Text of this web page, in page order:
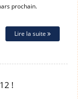
prochain.
Lire la suite
!